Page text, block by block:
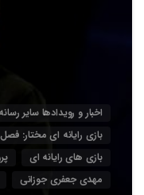
اخبار و رویدادها سایر
بازی رایانه ای مختار:
بازی های رایانه ای
مهدی جعفری جوزانی